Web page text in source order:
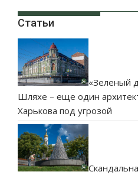
Статьи
«Зеленый
Шляхе – еще один
Харькова под угрозой